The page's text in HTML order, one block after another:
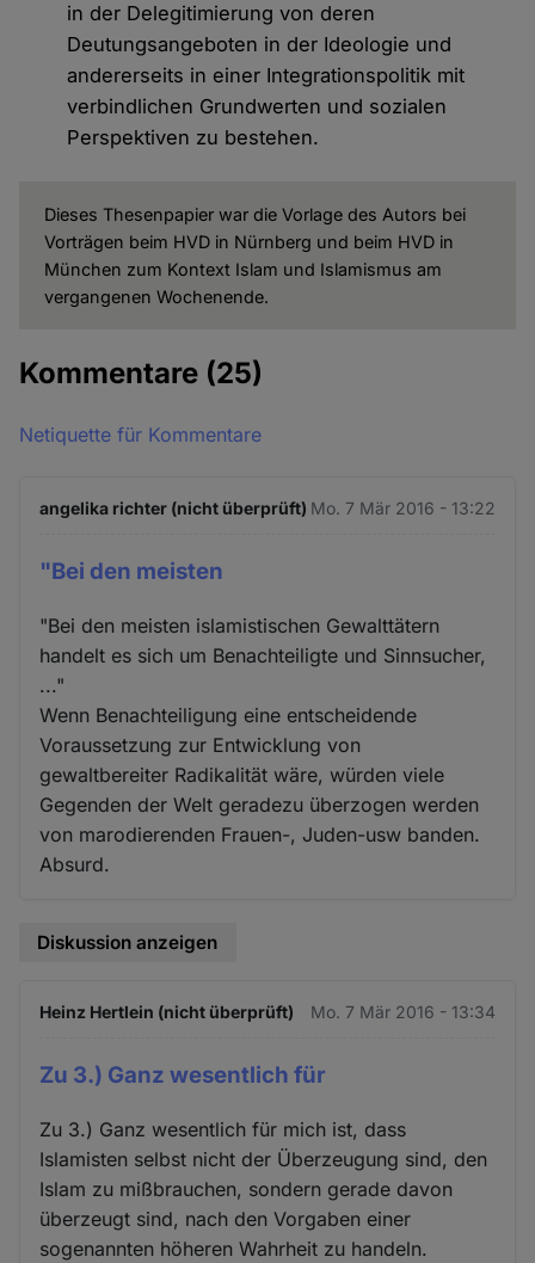
in der Delegitimierung von deren
Deutungsangeboten in der Ideologie und
andererseits in einer Integrationspolitik mit
verbindlichen Grundwerten und sozialen
Perspektiven zu bestehen.
Dieses Thesenpapier war die Vorlage des Autors bei
Vorträgen beim HVD in Nürnberg und beim HVD in
München zum Kontext Islam und Islamismus am
vergangenen Wochenende.
Kommentare (25)
Netiquette für Kommentare
angelika richter (nicht überprüft) Mo. 7 Mär 2016 - 13:22
"Bei den meisten
"Bei den meisten islamistischen Gewalttätern
handelt es sich um Benachteiligte und Sinnsucher,
..."
Wenn Benachteiligung eine entscheidende
Voraussetzung zur Entwicklung von
gewaltbereiter Radikalität wäre, würden viele
Gegenden der Welt geradezu überzogen werden
von marodierenden Frauen-, Juden-usw banden.
Absurd.
Diskussion anzeigen
Heinz Hertlein (nicht überprüft) Mo. 7 Mär 2016 - 13:34
Zu 3.) Ganz wesentlich für
Zu 3.) Ganz wesentlich für mich ist, dass
Islamisten selbst nicht der Überzeugung sind, den
Islam zu mißbrauchen, sondern gerade davon
überzeugt sind, nach den Vorgaben einer
sogenannten höheren Wahrheit zu handeln.